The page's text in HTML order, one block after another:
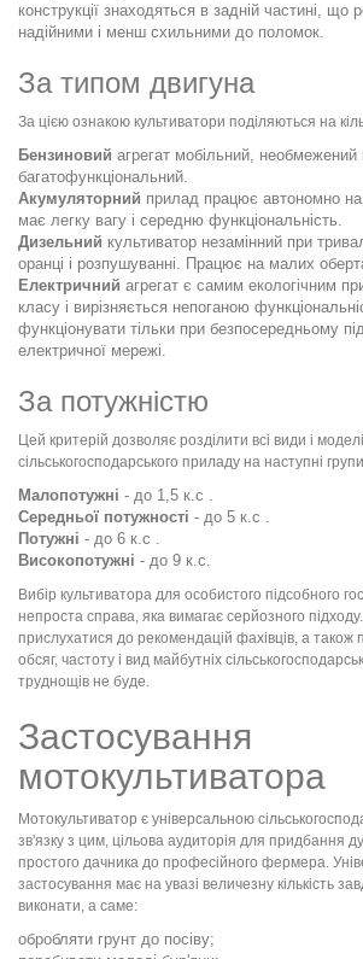
конструкції знаходяться в задній частині, що
надійними і менш схильними до поломок.
За типом двигуна
За цією ознакою культиватори поділяються на
Бензиновий агрегат мобільний, необмежений
багатофункціональний.
Акумуляторний прилад працює автономно на
має легку вагу і середню функціональність.
Дизельний культиватор незамінний при
оранці і розпушуванні. Працює на малих
Електричний агрегат є самим екологічним
класу і вирізняється непоганою
функціонувати тільки при безпосередньому
електричної мережі.
За потужністю
Цей критерій дозволяє розділити всі види і
сільськогосподарського приладу на наступні
Малопотужні - до 1,5 к.с .
Середньої потужності - до 5 к.с .
Потужні - до 6 к.с .
Високопотужні - до 9 к.с.
Вибір культиватора для особистого підсобного
непроста справа, яка вимагає серйозного
прислухатися до рекомендацій фахівців, а також
обсяг, частоту і вид майбутніх
труднощів не буде.
Застосування
мотокультиватора
Мотокультиватор є універсальною
зв'язку з цим, цільова аудиторія для придбання
простого дачника до професійного фермера.
застосування має на увазі величезну кількість
виконати, а саме:
обробляти грунт до посіву;